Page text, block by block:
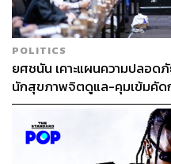
POLITICS
ยศชนัน เคาะแผนความปลอด
นักสุขภาพจิตดูแล-คุมเข้มคั